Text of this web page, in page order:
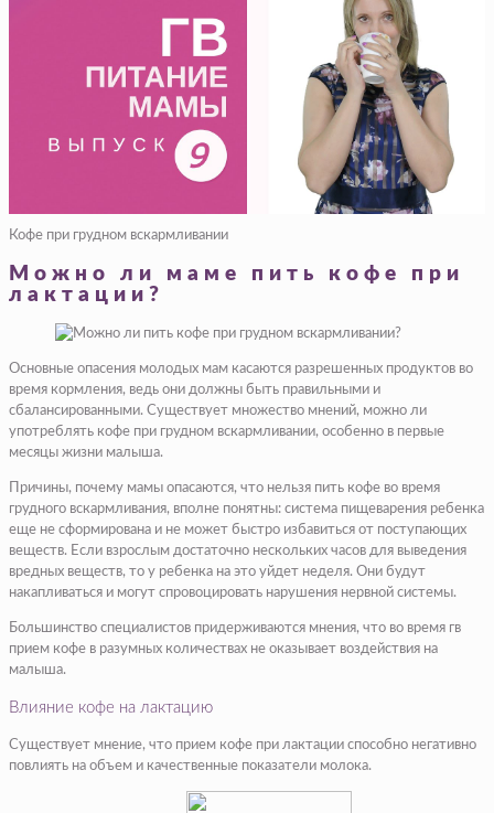
Кофе при грудном вскармливании
Можно ли маме пить кофе при
лактации?
Основные опасения молодых мам касаются разрешенных продуктов во
время кормления, ведь они должны быть правильными и
сбалансированными. Существует множество мнений, можно ли
употреблять кофе при грудном вскармливании, особенно в первые
месяцы жизни малыша.
Причины, почему мамы опасаются, что нельзя пить кофе во время
грудного вскармливания, вполне понятны: система пищеварения ребенка
еще не сформирована и не может быстро избавиться от поступающих
веществ. Если взрослым достаточно нескольких часов для выведения
вредных веществ, то у ребенка на это уйдет неделя. Они будут
накапливаться и могут спровоцировать нарушения нервной системы.
Большинство специалистов придерживаются мнения, что во время гв
прием кофе в разумных количествах не оказывает воздействия на
малыша.
Влияние кофе на лактацию
Существует мнение, что прием кофе при лактации способно негативно
повлиять на объем и качественные показатели молока.